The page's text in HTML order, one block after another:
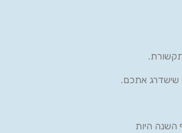
שישדרג אתכם.
השנה היות